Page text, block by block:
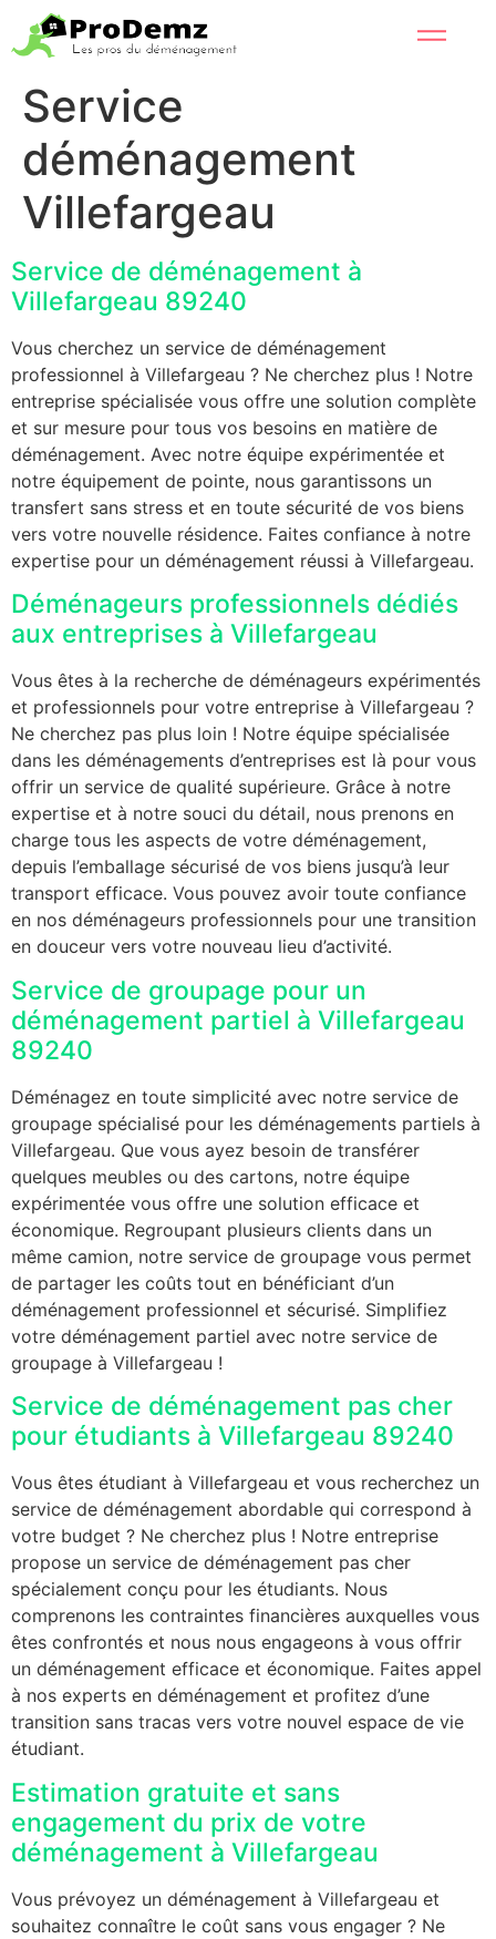
Service
déménagement
Villefargeau
Service de déménagement à
Villefargeau 89240
Vous cherchez un service de déménagement
professionnel à Villefargeau ? Ne cherchez plus ! Notre
entreprise spécialisée vous offre une solution complète
et sur mesure pour tous vos besoins en matière de
déménagement. Avec notre équipe expérimentée et
notre équipement de pointe, nous garantissons un
transfert sans stress et en toute sécurité de vos biens
vers votre nouvelle résidence. Faites confiance à notre
expertise pour un déménagement réussi à Villefargeau.
Déménageurs professionnels dédiés
aux entreprises à Villefargeau
Vous êtes à la recherche de déménageurs expérimentés
et professionnels pour votre entreprise à Villefargeau ?
Ne cherchez pas plus loin ! Notre équipe spécialisée
dans les déménagements d’entreprises est là pour vous
offrir un service de qualité supérieure. Grâce à notre
expertise et à notre souci du détail, nous prenons en
charge tous les aspects de votre déménagement,
depuis l’emballage sécurisé de vos biens jusqu’à leur
transport efficace. Vous pouvez avoir toute confiance
en nos déménageurs professionnels pour une transition
en douceur vers votre nouveau lieu d’activité.
Service de groupage pour un
déménagement partiel à Villefargeau
89240
Déménagez en toute simplicité avec notre service de
groupage spécialisé pour les déménagements partiels à
Villefargeau. Que vous ayez besoin de transférer
quelques meubles ou des cartons, notre équipe
expérimentée vous offre une solution efficace et
économique. Regroupant plusieurs clients dans un
même camion, notre service de groupage vous permet
de partager les coûts tout en bénéficiant d’un
déménagement professionnel et sécurisé. Simplifiez
votre déménagement partiel avec notre service de
groupage à Villefargeau !
Service de déménagement pas cher
pour étudiants à Villefargeau 89240
Vous êtes étudiant à Villefargeau et vous recherchez un
service de déménagement abordable qui correspond à
votre budget ? Ne cherchez plus ! Notre entreprise
propose un service de déménagement pas cher
spécialement conçu pour les étudiants. Nous
comprenons les contraintes financières auxquelles vous
êtes confrontés et nous nous engageons à vous offrir
un déménagement efficace et économique. Faites appel
à nos experts en déménagement et profitez d’une
transition sans tracas vers votre nouvel espace de vie
étudiant.
Estimation gratuite et sans
engagement du prix de votre
déménagement à Villefargeau
Vous prévoyez un déménagement à Villefargeau et
souhaitez connaître le coût sans vous engager ? Ne